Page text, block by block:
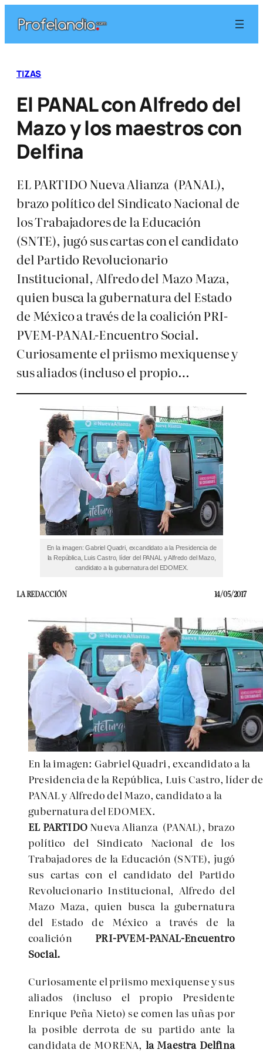
contenido
TIZAS
El PANAL con Alfredo del
Mazo y los maestros con
Delfina
EL PARTIDO Nueva Alianza (PANAL),
brazo político del Sindicato Nacional de
los Trabajadores de la Educación
(SNTE), jugó sus cartas con el candidato
del Partido Revolucionario
Institucional, Alfredo del Mazo Maza,
quien busca la gubernatura del Estado
de México a través de la coalición PRI-
PVEM-PANAL-Encuentro Social.
Curiosamente el priismo mexiquense y
sus aliados (incluso el propio…
En la imagen: Gabriel Quadri, excandidato a la Presidencia de
la República, Luis Castro, líder del PANAL y Alfredo del Mazo,
candidato a la gubernatura del EDOMEX.
LA REDACCIÓN 14/05/2017
En la imagen: Gabriel Quadri, excandidato a la
Presidencia de la República, Luis Castro, líder
PANAL y Alfredo del Mazo, candidato a la
gubernatura del EDOMEX.
EL PARTIDO Nueva Alianza (PANAL), brazo
político del Sindicato Nacional de los
Trabajadores de la Educación (SNTE), jugó
sus cartas con el candidato del Partido
Revolucionario Institucional, Alfredo del
Mazo Maza, quien busca la gubernatura
del Estado de México a través de la
coalición PRI-PVEM-PANAL-Encuentro
Social.
Curiosamente el priismo mexiquense y sus
aliados (incluso el propio Presidente
Enrique Peña Nieto) se comen las uñas por
la posible derrota de su partido ante la
candidata de MORENA, la Maestra Delfina